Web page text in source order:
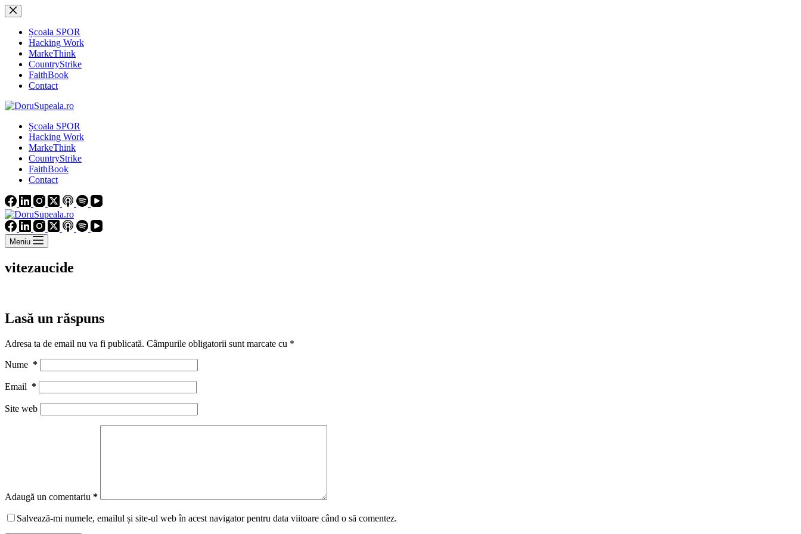
Sari
la
conținutȘcoala SPOR
Hacking Work
MarkeThink
CountryStrike
FaithBook
Contact
Școala SPOR
Hacking Work
MarkeThink
CountryStrike
FaithBook
Contact
Meniu
vitezaucide
Lasă un răspuns
Adresa ta de email nu va fi publicată. Câmpurile obligatorii sunt marcate cu *
Nume *
Email *
Site web
Adaugă un comentariu *
Salvează-mi numele, emailul și site-ul web în acest navigator pentru data viitoare când o să comentez.